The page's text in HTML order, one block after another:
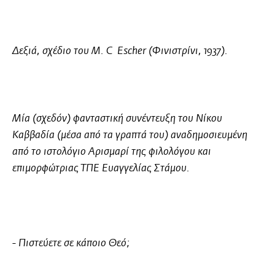
Δεξιά, σχέδιο τουM. C Escher(Φινιστρίνι, 1937).
Μία (σχεδόν) φανταστική συνέντευξη του Νίκου
Καββαδία (μέσα από τα γραπτά του) αναδημοσιευμένη
από το ιστολόγιοΑρισμαρί της φιλολόγου και
επιμορφώτριας ΤΠΕ Ευαγγελίας Στάμου.
- Πιστεύετε σε κάποιο Θεό;